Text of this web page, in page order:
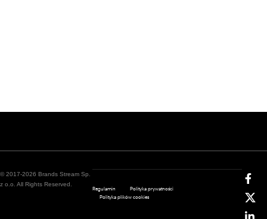
© 2017-2026 Brands Stream Sp.
z o.o. All Rights Reserved.
Regulamin
Polityka prywatności
Polityka plików cookies